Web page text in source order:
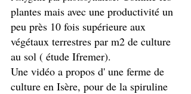
plantes mais avec une productivité un
peu près 10 fois supérieure aux
végétaux terrestres par m2 de culture
au sol ( étude Ifremer).
Une vidéo a propos d' une ferme de
culture en Isère, pour de la spiruline